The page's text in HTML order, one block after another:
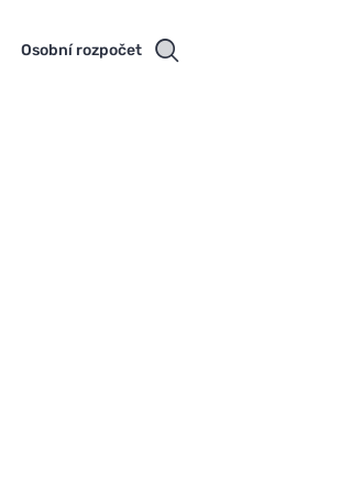
Osobní rozpočet